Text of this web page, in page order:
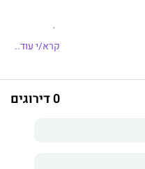
עם בן הזוג שלה
שגם היא צריכה להתמודד
נורה יושבת בכלא והותירה
קרא/י עוד..
0 דירוגים